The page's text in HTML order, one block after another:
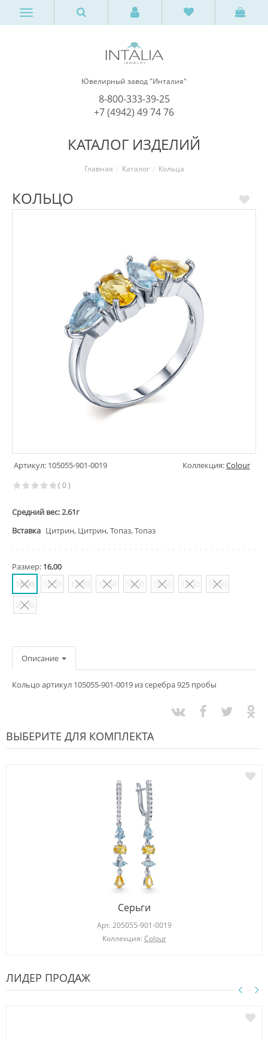
Ювелирный завод "Инталия"
8-800-333-39-25
+7 (4942) 49 74 76
КАТАЛОГ ИЗДЕЛИЙ
Главная Каталог Кольца
КОЛЬЦО
Артикул: 105055-901-0019 Коллекция:Colour
( 0 )
Средний вес: 2.61г
Вставка Цитрин, Цитрин, Топаз, Топаз
Размер: 16,00
16,00
16,50 17,00 17,50 18,00 18,50 19,00
19,50
20,00
Описание
Кольцо артикул 105055-901-0019 из серебра 925 пробы
ВЫБЕРИТЕ ДЛЯ КОМПЛЕКТА
Серьги
Арт. 205055-901-0019
Коллекция: Colour
ЛИДЕР ПРОДАЖ